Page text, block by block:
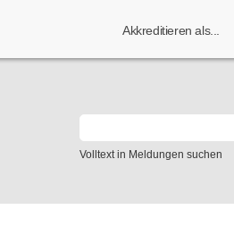
Akkreditieren als...
Volltext in Meldungen suchen